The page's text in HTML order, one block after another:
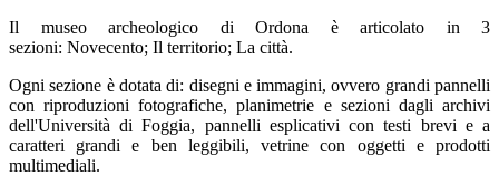
Il museo archeologico di Ordona è articolato in 3
sezioni: Novecento; Il territorio; La città​.
​​Ogni sezione è dotata di: disegni e immagini, ovvero grandi pannelli
con riproduzioni fotografiche, planimetrie e sezioni dagli archivi
dell'Università di Foggia, pannelli esplicativi con testi brevi e a
caratteri grandi e ben leggibili, vetrine con oggetti e prodotti
multimediali.